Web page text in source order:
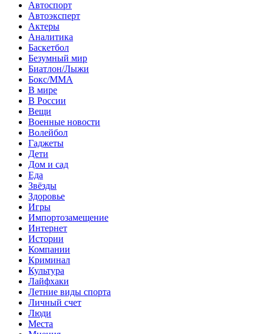
Автоспорт
Автоэксперт
Актеры
Аналитика
Баскетбол
Безумный мир
Биатлон/Лыжи
Бокс/MMA
В мире
В России
Вещи
Военные новости
Волейбол
Гаджеты
Дети
Дом и сад
Еда
Звёзды
Здоровье
Игры
Импортозамещение
Интернет
Истории
Компании
Криминал
Культура
Лайфхаки
Летние виды спорта
Личный счет
Люди
Места